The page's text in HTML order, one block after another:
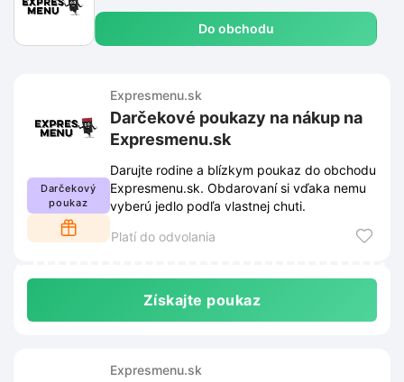
Do obchodu
Darčekový
poukaz
Expresmenu.sk
Darčekové poukazy na nákup na
Expresmenu.sk
Darujte rodine a blízkym poukaz do obchodu
Expresmenu.sk. Obdarovaní si vďaka nemu
vyberú jedlo podľa vlastnej chuti.
Platí do odvolania
Získajte poukaz
Expresmenu.sk